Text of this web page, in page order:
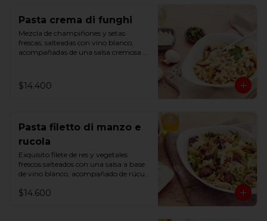
Pasta crema di funghi
Mezcla de champiñones y setas
frescas, salteadas con vino blanco,
acompañadas de una salsa cremosa y
$14.400
Pasta filetto di manzo e
rucola
Exquisito filete de res y vegetales
frescos salteados con una salsa a base
de vino blanco, acompañado de rúcula
$14.600